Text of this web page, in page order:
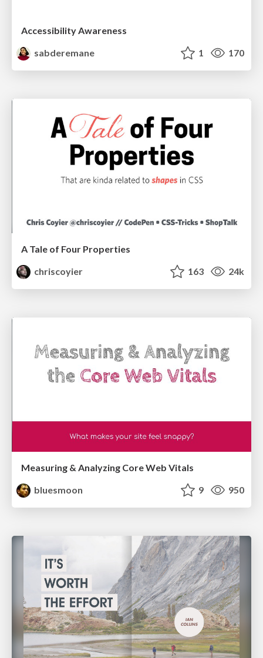
Accessibility Awareness
sabderemane
1 170
A Tale of Four Properties
chriscoyier
163 24k
Measuring & Analyzing Core Web Vitals
bluesmoon
9 950